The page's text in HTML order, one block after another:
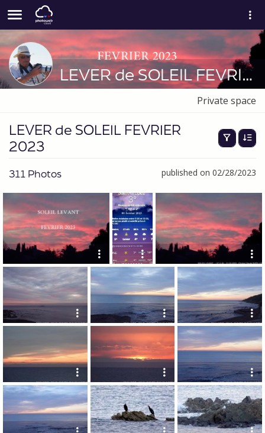
LEVER de SOLEIL FEVRIER 2023
Private space
LEVER de SOLEIL FEVRIER
2023
311 Photos published on 02/28/2023